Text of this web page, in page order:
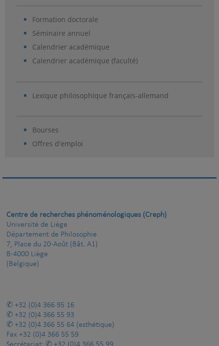
Formation doctorale
Séminaire annuel
Calendrier académique
Calendrier académique (faculté)
Lexique philosophique français-allemand
Bourses
Offres d'emploi
Centre de recherches phénoménologiques (Creph)
Université de Liège
Département de Philosophie
7, Place du 20-Août (Bât. A1)
B-4000 Liège
(Belgique)
+32 (0)4 366 95 16
+32 (0)4 366 55 93
+32 (0)4 366 55 64 (esthétique)
Fax +32 (0)4 366 55 59